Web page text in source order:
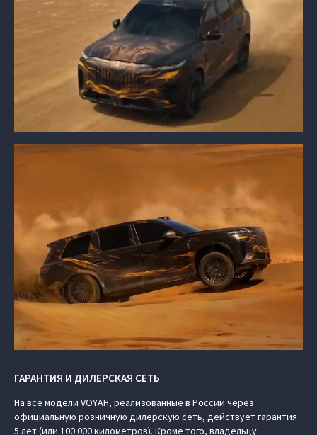
ГАРАНТИЯ И ДИЛЕРСКАЯ СЕТЬ
На все модели VOYAH, реализованные в России через
официальную розничную дилерскую сеть, действует гарантия
5 лет (или 100 000 километров). Кроме того, владельцу